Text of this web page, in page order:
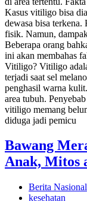
Kasus vitiligo bisa
dewasa bisa
fisik. Namun,
Beberapa orang
ini akan membahas
Vitiligo? Vitiligo
terjadi saat sel
penghasil warna
area tubuh.
vitiligo memang
diduga jadi pemicu
Bawang
Anak, Mitos
Berita Nasional
kesehatan